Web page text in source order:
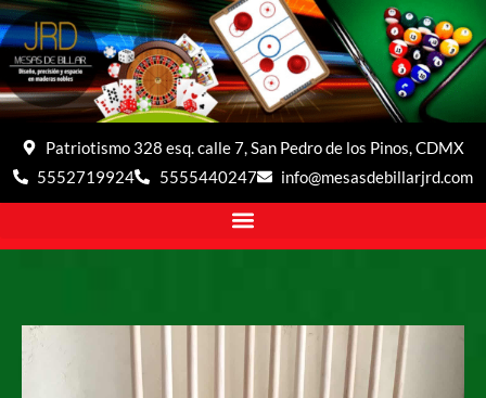
Patriotismo 328 esq. calle 7, San Pedro de los Pinos, CDMX
5552719924
5555440247 info@mesasdebillarjrd.com